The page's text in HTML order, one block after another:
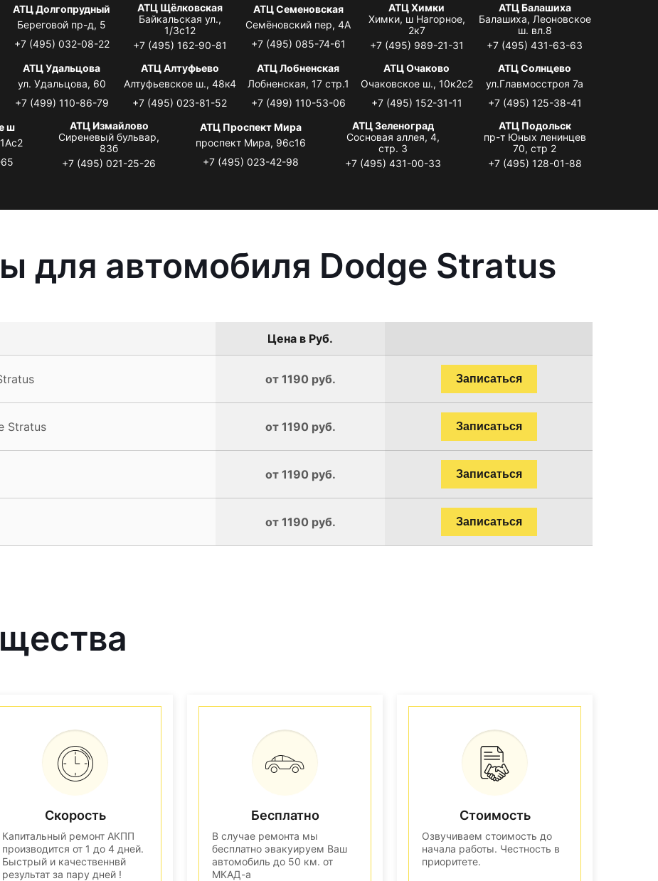
АТЦ Долгопрудный
Береговой пр-д, 5
+7 (495) 032-08-22
АТЦ Щёлковская
Байкальская ул.,
1/3с12
+7 (495) 162-90-81
АТЦ Семеновская
Семёновский пер, 4А
+7 (495) 085-74-61
АТЦ Химки
Химки, ш Нагорное,
2к7
+7 (495) 989-21-31
АТЦ Балашиха
Балашиха, Леоновское
ш. вл.8
+7 (495) 431-63-63
АТЦ Удальцова
ул. Удальцова, 60
+7 (499) 110-86-79
АТЦ Алтуфьево
Алтуфьевское ш., 48к4
+7 (495) 023-81-52
АТЦ Лобненская
Лобненская, 17 стр.1
+7 (499) 110-53-06
АТЦ Очаково
Очаковское ш., 10к2с2
+7 (495) 152-31-11
АТЦ Солнцево
ул.Главмосстроя 7а
+7 (495) 125-38-41
ш
АТЦ Измайлово
Сиреневый бульвар,
83б
+7 (495) 021-25-26
АТЦ Проспект Мира
проспект Мира, 96с16
+7 (495) 023-42-98
АТЦ Зеленоград
Сосновая аллея, 4,
стр. 3
+7 (495) 431-00-33
АТЦ Подольск
пр-т Юных ленинцев
70, стр 2
+7 (495) 128-01-88
для автомобиля Dodge Stratus
Цена в Руб.
от 1190 руб. Записаться
Stratus от 1190 руб. Записаться
от 1190 руб. Записаться
от 1190 руб. Записаться
Скорость
Капитальный ремонт АКПП
производится от 1 до 4 дней.
Быстрый и качественнвй
результат за пару дней !
Бесплатно
В случае ремонта мы
бесплатно эвакуируем Ваш
автомобиль до 50 км. от
МКАД-а
Стоимость
Озвучиваем стоимость до
начала работы. Честность в
приоритете.